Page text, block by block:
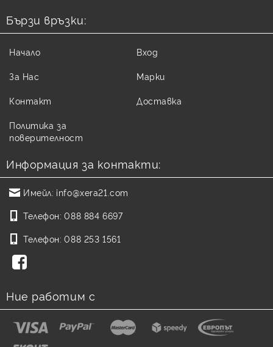
Бързи връзки:
Начало
За Нас
Контакт
Политика за
поверителност
Вход
Марки
Доставка
Информация за контакти:
Имейл: info@xera21.com
Телефон: 088 884 6697
Телефон: 088 253 1561
Ние работим с